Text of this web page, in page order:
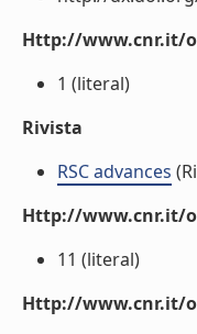
Http://www.cnr.it/
1 (literal)
Rivista
RSC advances
Http://www.cnr.it/
11 (literal)
Http://www.cnr.it/